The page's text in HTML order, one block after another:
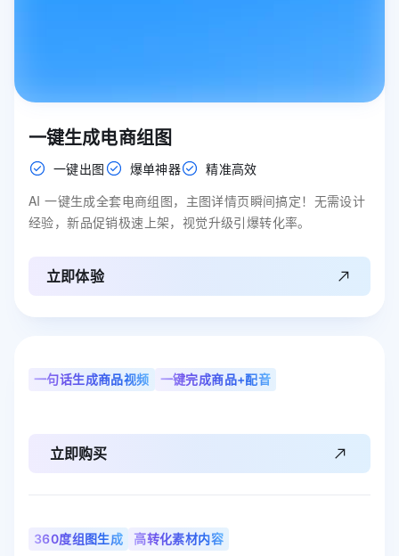
一键生成电商组图
一键出图 爆单神器
精准高效
AI 一键生成全套电商组图，主图详情页瞬间搞定！无需设计
经验，新品促销极速上架，视觉升级引爆转化率。
立即体验
一句话生成商品视频 一键完成商品+配音
立即购买
360度组图生成 高转化素材内容